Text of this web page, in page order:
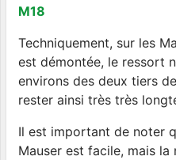
M18
Techniquement, sur les
est démontée, le ressort
environs des deux tiers
rester ainsi très très
Il est important de noter
Mauser est facile, mais